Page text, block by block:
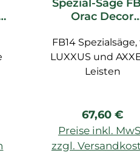
Spezial-Säge
Orac Decor
FB14
LUXXUS und
Leisten
Regulärer
67,60 €
Preise inkl.
zzgl.